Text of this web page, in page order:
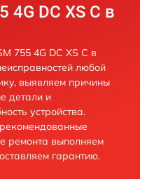
4G DC XS C в
755 4G DC XS C в
любой
выявляем причины
детали и
устройства.
ремонта выполняем
гарантию.